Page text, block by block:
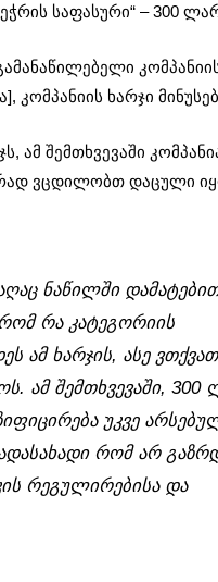
საფასური“ – 300
კომპანიის ხარჯი
ამ შემთხვევაში
ვცდილობთ დაცული
ნაწილში
რა კატეგორიის
ამ ხარჯის, ასე ვთქვათ
ამ შემთხვევაში, 300
უკვე
რომ არ
რეგულირებისა და